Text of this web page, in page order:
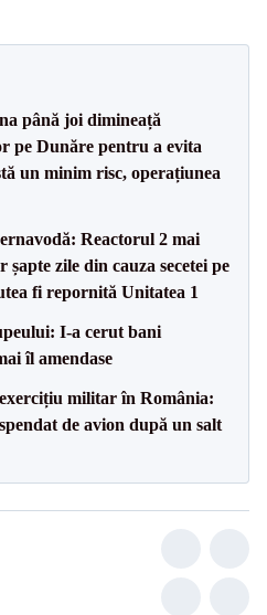
până joi dimineață
pe Dunăre pentru a evita
un minim risc, operațiunea
Reactorul 2 mai
zile din cauza secetei pe
fi repornită Unitatea 1
I-a cerut bani
îl amendase
militar în România:
de avion după un salt